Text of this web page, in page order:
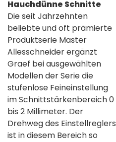
Hauchdünne Schnitte
Die seit Jahrzehnten
beliebte und oft prämierte
Produktserie Master
Allesschneider ergänzt
Graef bei ausgewählten
Modellen der Serie die
stufenlose Feineinstellung
im Schnittstärkenbereich 0
bis 2 Millimeter. Der
Drehweg des Einstellreglers
ist in diesem Bereich so